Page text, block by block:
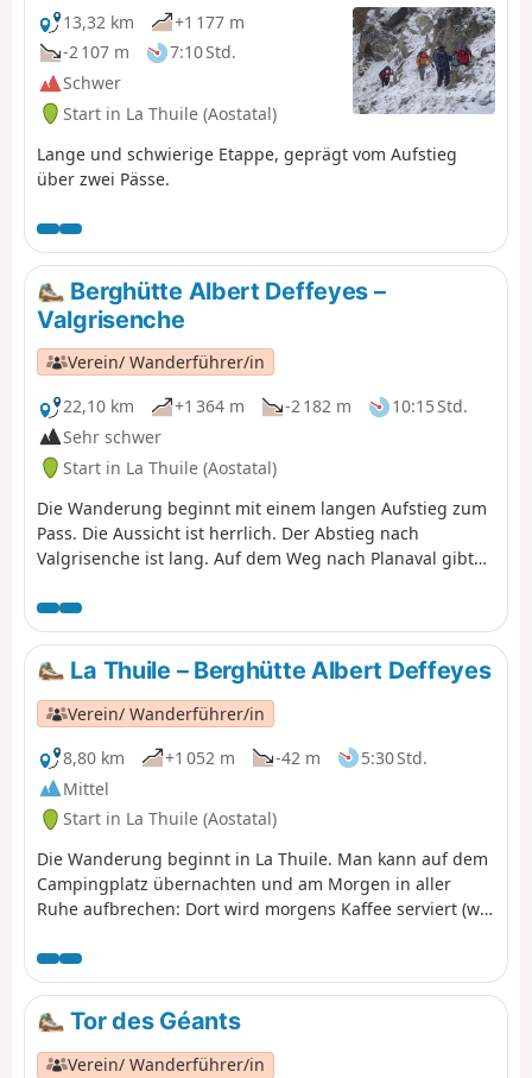
13,32 km
+1 177 m
-2 107 m
7:10 Std.
Schwer
Start in La Thuile (Aostatal)
Lange und schwierige Etappe, geprägt vom Aufstieg
über zwei Pässe.
Berghütte Albert Deffeyes –
Valgrisenche
Verein/ Wanderführer/in
22,10 km
+1 364 m -2 182 m
10:15 Std.
Sehr schwer
Start in La Thuile (Aostatal)
Die Wanderung beginnt mit einem langen Aufstieg zum
Pass. Die Aussicht ist herrlich. Der Abstieg nach
Valgrisenche ist lang. Auf dem Weg nach Planaval gibt
die das Geschäft ihrer Eltern übernommen haben. Dort
kann man eine angenehme Zeit verbringen, während
man auf das Ende der Wanderung im Talgrund wartet.
La Thuile – Berghütte Albert Deffeyes
Verein/ Wanderführer/in
8,80 km
+1 052 m -42 m
5:30 Std.
Mittel
Start in La Thuile (Aostatal)
Die Wanderung beginnt in La Thuile. Man kann auf dem
Campingplatz übernachten und am Morgen in aller
Ruhe aufbrechen: Dort wird morgens Kaffee serviert (wir
Nähe des Flusses liegt, kann es laut sein. Die Aussicht
entlang der Wanderung ist herrlich.
Tor des Géants
Verein/ Wanderführer/in